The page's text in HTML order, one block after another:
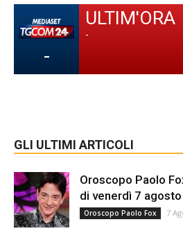
-
ULTIM'ORA
-
GLI ULTIMI ARTICOLI
Oroscopo Paolo
di venerdì 7
Oroscopo Paolo Fox 7